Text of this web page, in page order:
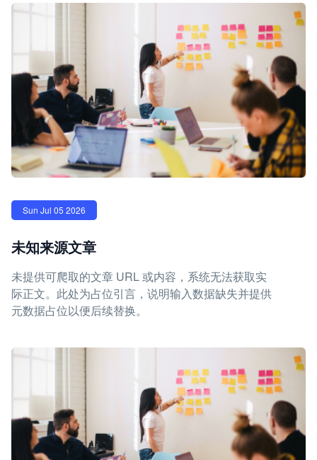
Sun Jul 05 2026
未知来源文章
未提供可爬取的文章 URL 或内容，系统无法获取实
际正文。此处为占位引言，说明输入数据缺失并提供
元数据占位以便后续替换。